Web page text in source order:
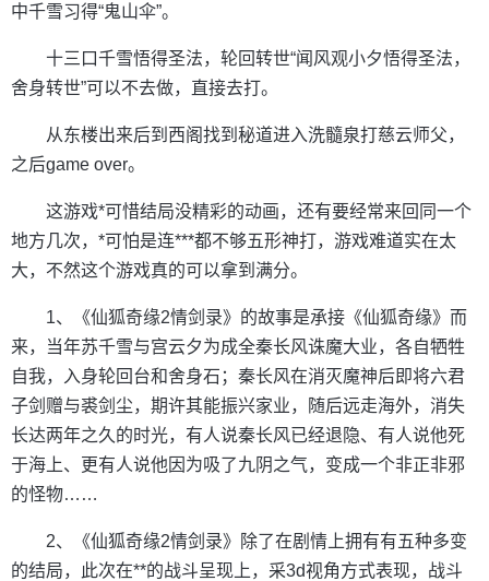
中千雪习得“鬼山伞”。
十三口千雪悟得圣法，轮回转世“闻风观小夕悟得圣法，
舍身转世”可以不去做，直接去打。
从东楼出来后到西阁找到秘道进入洗髓泉打慈云师父，
之后game over。
这游戏*可惜结局没精彩的动画，还有要经常来回同一个
地方几次，*可怕是连***都不够五形神打，游戏难道实在太
大，不然这个游戏真的可以拿到满分。
1、《仙狐奇缘2情剑录》的故事是承接《仙狐奇缘》而
来，当年苏千雪与宫云夕为成全秦长风诛魔大业，各自牺牲
自我，入身轮回台和舍身石；秦长风在消灭魔神后即将六君
子剑赠与裘剑尘，期许其能振兴家业，随后远走海外，消失
长达两年之久的时光，有人说秦长风已经退隐、有人说他死
于海上、更有人说他因为吸了九阴之气，变成一个非正非邪
的怪物……
2、《仙狐奇缘2情剑录》除了在剧情上拥有有五种多变
的结局，此次在**的战斗呈现上，采3d视角方式表现，战斗